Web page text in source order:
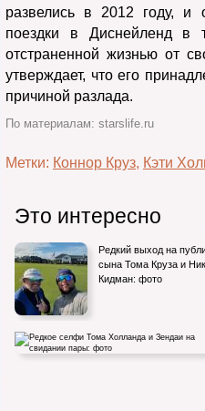
развелись в 2012 году,
поездки в Диснейленд в
отстраненной жизнью от
утверждает, что его
причиной разлада.
По материалам: starslife.ru
Метки: Коннор Круз, Кэти
Это интересно
Редкий выход на
сына Тома Круза и
Кидман: фото